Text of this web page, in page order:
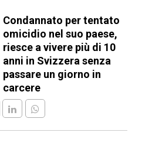
Condannato per tentato
omicidio nel suo paese,
riesce a vivere più di 10
anni in Svizzera senza
passare un giorno in
carcere